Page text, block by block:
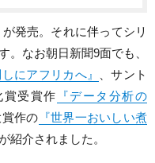
発売。それに伴ってシリ
。なお朝日新聞9面でも、
にアフリカへ』
、サント
賞受賞作
『データ分析の
賞作の 『世界一おいしい煮
紹介されました。